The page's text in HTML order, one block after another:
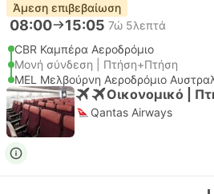
Άμεση επιβεβαίωση
08:00 15:05 7ώ 5λεπτά
CBR Καμπέρα Αεροδρόμιο
Μονή σύνδεση | Πτήση+Πτήση
MEL Μελβούρνη Αεροδρόμιο
Οικονομικό |
Qantas Airways